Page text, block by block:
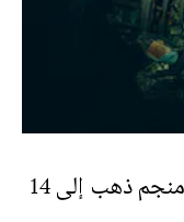
ذهب إلى 14